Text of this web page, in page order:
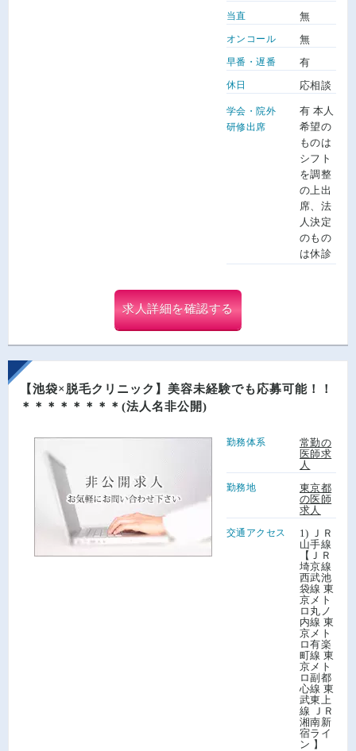
当直 無
オンコール 無
早番・遅番 有
休日 応相談
学会・院外
研修出席
有 本人
希望の
ものは
シフト
を調整
の上出
席、法
人決定
のもの
は休診
求人詳細を確認する
【池袋×脱毛クリニック】美容未経験でも応募可能！！
＊＊＊＊＊＊＊＊(法人名非公開)
勤務体系
常勤の
医師求
人
勤務地
東京都
の医師
求人
交通アクセス
1) ＪＲ
山手線
【ＪＲ
埼京線
西武池
袋線 東
京メト
ロ丸ノ
内線 東
京メト
ロ有楽
町線 東
京メト
ロ副都
心線 東
武東上
線 ＪＲ
湘南新
宿ライ
ン 】